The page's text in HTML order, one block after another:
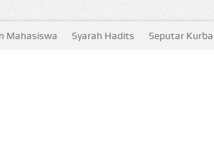
Mahasiswa Syarah Hadits Seputar